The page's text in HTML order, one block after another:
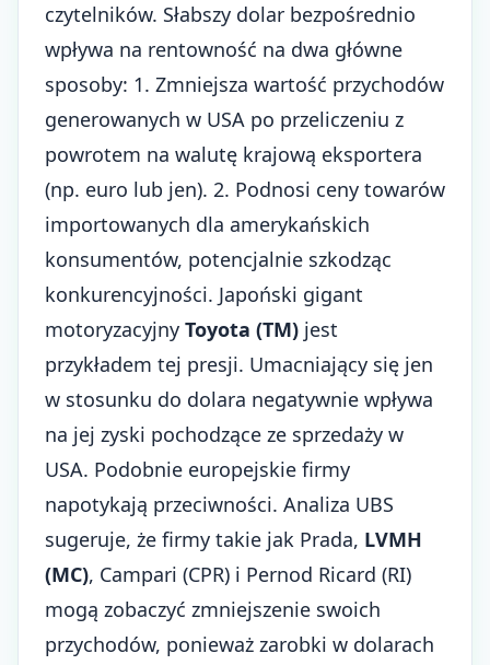
czytelników. Słabszy dolar bezpośrednio
wpływa na rentowność na dwa główne
sposoby: 1. Zmniejsza wartość przychodów
generowanych w USA po przeliczeniu z
powrotem na walutę krajową eksportera
(np. euro lub jen). 2. Podnosi ceny towarów
importowanych dla amerykańskich
konsumentów, potencjalnie szkodząc
konkurencyjności. Japoński gigant
motoryzacyjny Toyota (TM) jest
przykładem tej presji. Umacniający się jen
w stosunku do dolara negatywnie wpływa
na jej zyski pochodzące ze sprzedaży w
USA. Podobnie europejskie firmy
napotykają przeciwności. Analiza UBS
sugeruje, że firmy takie jak Prada, LVMH
(MC), Campari (CPR) i Pernod Ricard (RI)
mogą zobaczyć zmniejszenie swoich
przychodów, ponieważ zarobki w dolarach